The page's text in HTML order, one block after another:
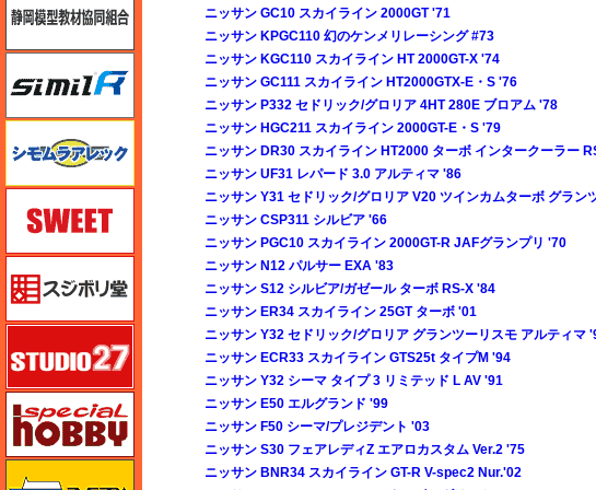
ニッサン GC10 スカイライン 2000GT '71
ニッサン KPGC110 幻のケンメリレーシング #73
ニッサン KGC110 スカイライン HT 2000GT-X '74
ニッサン GC111 スカイライン HT2000GTX-E・S '76
ニッサン P332 セドリック/グロリア 4HT 280E ブロアム '78
ニッサン HGC211 スカイライン 2000GT-E・S '79
ニッサン DR30 スカイライン HT2000 ターボ インタークーラー
ニッサン UF31 レパード 3.0 アルティマ '86
ニッサン Y31 セドリック/グロリア V20 ツインカムターボ グラン
ニッサン CSP311 シルビア '66
ニッサン PGC10 スカイライン 2000GT-R JAFグランプリ '70
ニッサン N12 パルサー EXA '83
ニッサン S12 シルビア/ガゼール ターボ RS-X '84
ニッサン ER34 スカイライン 25GT ターボ '01
ニッサン Y32 セドリック/グロリア グランツーリスモ アルティマ
ニッサン ECR33 スカイライン GTS25t タイプM '94
ニッサン Y32 シーマ タイプ 3 リミテッド L AV '91
ニッサン E50 エルグランド '99
ニッサン F50 シーマ/プレジデント '03
ニッサン S30 フェアレディZ エアロカスタム Ver.2 '75
ニッサン BNR34 スカイライン GT-R V-spec2 Nur.'02
シミラー（similR）
シモムラアレック
スイート（SWEET）
スタジオ27・タブデザイン
スペシャルホビー
ズベズダ（Zvezda）